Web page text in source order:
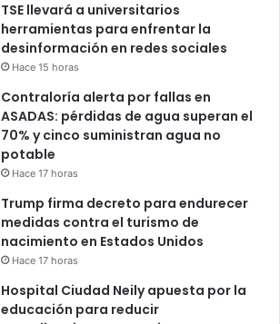
TSE llevará a universitarios
herramientas para enfrentar la
desinformación en redes sociales
Hace 15 horas
Contraloría alerta por fallas en
ASADAS: pérdidas de agua superan el
70% y cinco suministran agua no
potable
Hace 17 horas
Trump firma decreto para endurecer
medidas contra el turismo de
nacimiento en Estados Unidos
Hace 17 horas
Hospital Ciudad Neily apuesta por la
educación para reducir